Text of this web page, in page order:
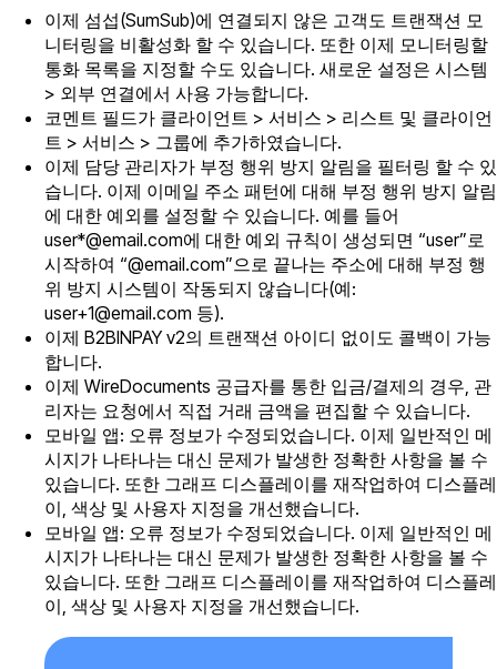
이제 섬섭(SumSub)에 연결되지 않은 고객도 트랜잭션 모
니터링을 비활성화 할 수 있습니다. 또한 이제 모니터링할
통화 목록을 지정할 수도 있습니다. 새로운 설정은 시스템
> 외부 연결에서 사용 가능합니다.
코멘트 필드가 클라이언트 > 서비스 > 리스트 및 클라이언
트 > 서비스 > 그룹에 추가하였습니다.
이제 담당 관리자가 부정 행위 방지 알림을 필터링 할 수 있
습니다. 이제 이메일 주소 패턴에 대해 부정 행위 방지 알림
에 대한 예외를 설정할 수 있습니다. 예를 들어
user*@email.com에 대한 예외 규칙이 생성되면 “user”로
시작하여 “@email.com”으로 끝나는 주소에 대해 부정 행
위 방지 시스템이 작동되지 않습니다(예:
user+1@email.com 등).
이제 B2BINPAY v2의 트랜잭션 아이디 없이도 콜백이 가능
합니다.
이제 WireDocuments 공급자를 통한 입금/결제의 경우, 관
리자는 요청에서 직접 거래 금액을 편집할 수 있습니다.
모바일 앱: 오류 정보가 수정되었습니다. 이제 일반적인 메
시지가 나타나는 대신 문제가 발생한 정확한 사항을 볼 수
있습니다. 또한 그래프 디스플레이를 재작업하여 디스플레
이, 색상 및 사용자 지정을 개선했습니다.
모바일 앱: 오류 정보가 수정되었습니다. 이제 일반적인 메
시지가 나타나는 대신 문제가 발생한 정확한 사항을 볼 수
있습니다. 또한 그래프 디스플레이를 재작업하여 디스플레
이, 색상 및 사용자 지정을 개선했습니다.